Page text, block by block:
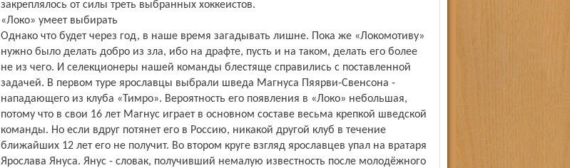
закреплялось от силы треть выбранных хоккеистов.
«Локо» умеет выбирать
Однако что будет через год, в наше время загадывать лишне. Пока же «Локомотиву»
нужно было делать добро из зла, ибо на драфте, пусть и на таком, делать его более
не из чего. И селекционеры нашей команды блестяще справились с поставленной
задачей. В первом туре ярославцы выбрали шведа Магнуса Пяярви-Свенсона -
нападающего из клуба «Тимро». Вероятность его появления в «Локо» небольшая,
потому что в свои 16 лет Магнус играет в основном составе весьма крепкой шведской
команды. Но если вдруг потянет его в Россию, никакой другой клуб в течение
ближайших 12 лет его не получит. Во втором круге взгляд ярославцев упал на вратаря
Ярослава Януса. Янус - словак, получивший немалую известность после молодёжного